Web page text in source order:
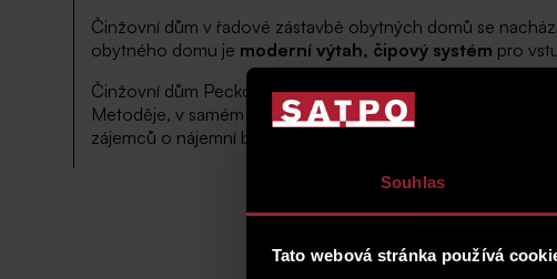
Souhlas
Tato webová stránka používá
Činžovní dům v řadové zástavbě obytných domů se
obytného domu je moderní výtah, čipový systém pro
Činžovní dům Peckova je umístěn ve stejnojmenné ulici v
Metoděje, v samém sousedství Karlínského náměstí.
zájemců o nájemní bydlení. Zvýšená poptávka po